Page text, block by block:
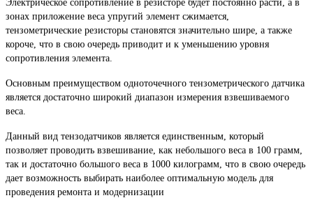
Электрическое сопротивление в резисторе будет постоянно расти, а в
зонах приложение веса упругий элемент сжимается,
тензометрические резисторы становятся значительно шире, а также
короче, что в свою очередь приводит и к уменьшению уровня
сопротивления элемента.
Основным преимуществом одноточечного тензометрического датчика
является достаточно широкий диапазон измерения взвешиваемого
веса.
Данный вид тензодатчиков является единственным, который
позволяет проводить взвешивание, как небольшого веса в 100 грамм,
так и достаточно большого веса в 1000 килограмм, что в свою очередь
дает возможность выбирать наиболее оптимальную модель для
проведения ремонта и модернизации